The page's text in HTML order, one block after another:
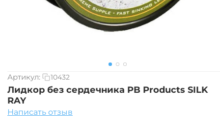
Артикул: 10432
Лидкор без сердечника PB Products SILK
RAY
Написать отзыв